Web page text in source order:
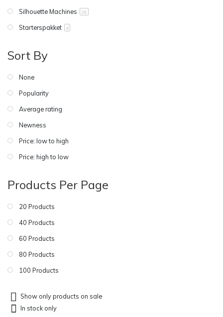
Silhouette Machines 26
Starterspakket 4
Sort By
None
Popularity
Average rating
Newness
Price: low to high
Price: high to low
Products Per Page
20 Products
40 Products
60 Products
80 Products
100 Products
Show only products on sale
In stock only